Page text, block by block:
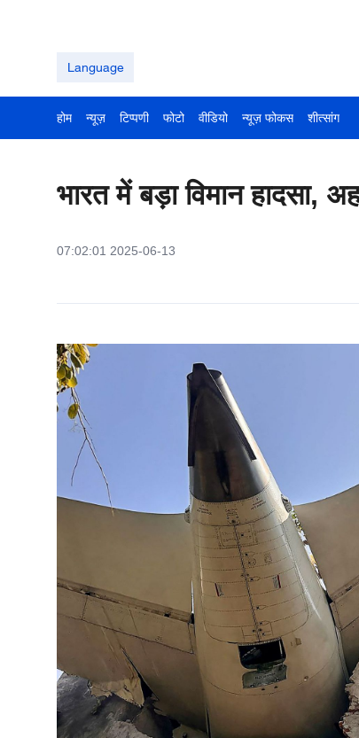
Language
होम न्यूज़ टिप्पणी फोटो वीडियो न्यूज़ फोकस शीत्सांग
भारत में बड़ा विमान हादसा,
07:02:01 2025-06-13